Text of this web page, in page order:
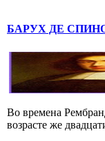
БАРУХ ДЕ
Во времена
возрасте же